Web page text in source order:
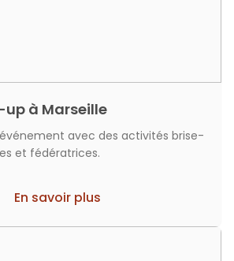
à Marseille
avec des activités brise-
et fédératrices.
En savoir plus